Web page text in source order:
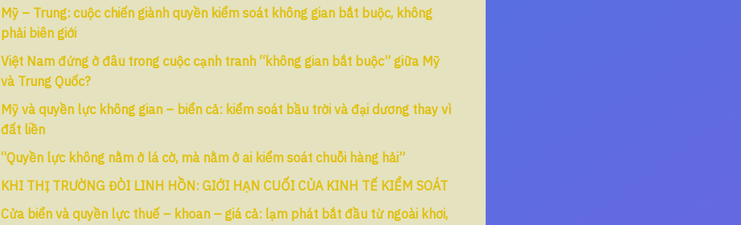
Mỹ – Trung: cuộc chiến giành quyền kiểm soát không gian bắt buộc, không
phải biên giới
Việt Nam đứng ở đâu trong cuộc cạnh tranh “không gian bắt buộc” giữa Mỹ
và Trung Quốc?
Mỹ và quyền lực không gian – biển cả: kiểm soát bầu trời và đại dương thay vì
đất liền
“Quyền lực không nằm ở lá cờ, mà nằm ở ai kiểm soát chuỗi hàng hải”
KHI THỊ TRƯỜNG ĐÒI LINH HỒN: GIỚI HẠN CUỐI CỦA KINH TẾ KIỂM SOÁT
Cửa biển và quyền lực thuế – khoan – giá cả: lạm phát bắt đầu từ ngoài khơi,